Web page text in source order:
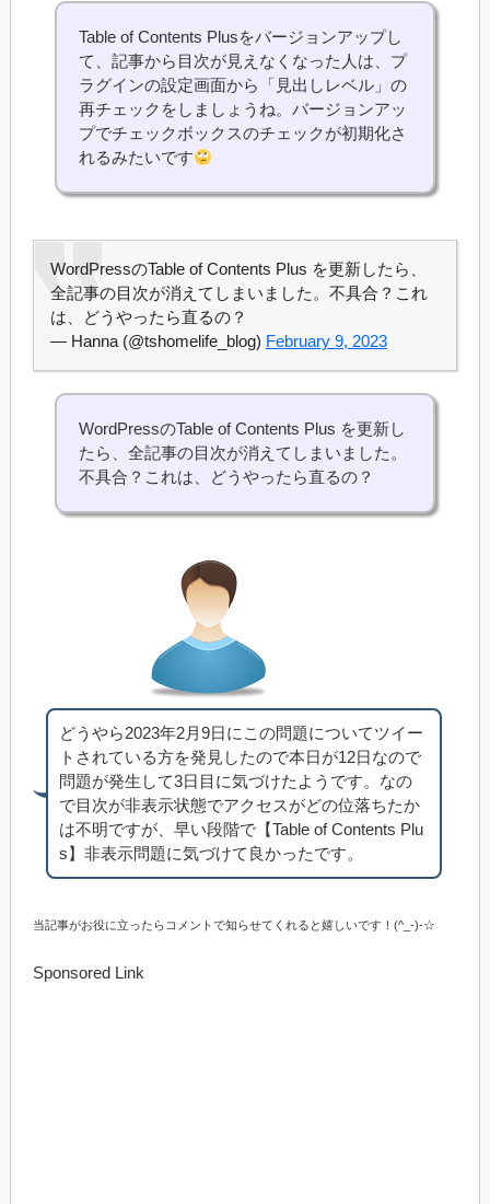
Table of Contents Plusをバージョンアップし
て、記事から目次が見えなくなった人は、プ
ラグインの設定画面から「見出しレベル」の
再チェックをしましょうね。バージョンアッ
プでチェックボックスのチェックが初期化さ
れるみたいです
WordPressのTable of Contents Plus を更新したら、
全記事の目次が消えてしまいました。不具合？これ
は、どうやったら直るの？
— Hanna (@tshomelife_blog) February 9, 2023
WordPressのTable of Contents Plus を更新し
たら、全記事の目次が消えてしまいました。
不具合？これは、どうやったら直るの？
どうやら2023年2月9日にこの問題についてツイー
トされている方を発見したので本日が12日なので
問題が発生して3日目に気づけたようです。なの
で目次が非表示状態でアクセスがどの位落ちたか
は不明ですが、早い段階で【Table of Contents Plu
s】非表示問題に気づけて良かったです。
当記事がお役に立ったらコメントで知らせてくれると嬉しいです！(^_-)-☆
Sponsored Link